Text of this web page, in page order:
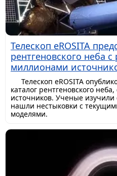
Телескоп eROSITA
рентгеновского неба
миллионами
Телескоп eROSITA
каталог рентгеновского
источников. Ученые изучили
нашли нестыковки с
моделями.